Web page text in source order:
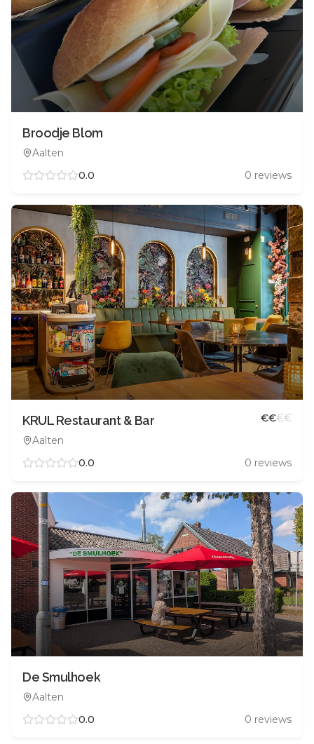
Broodje Blom
Aalten
0.0
0 reviews
KRUL Restaurant & Bar
Aalten
€€€€
0.0 0 reviews
De Smulhoek
Aalten
0.0
0 reviews